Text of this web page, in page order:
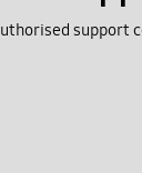
support